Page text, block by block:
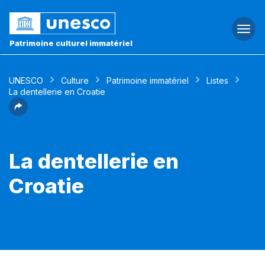
Patrimoine culturel immatériel
UNESCO Culture Patrimoine immatériel
Listes
La dentellerie en Croatie
La dentellerie en
Croatie